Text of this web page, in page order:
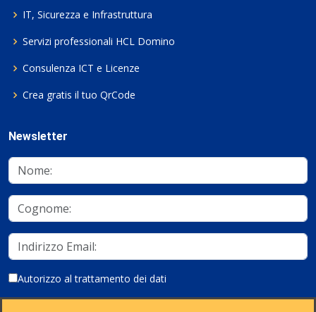
IT, Sicurezza e Infrastruttura
Servizi professionali HCL Domino
Consulenza ICT e Licenze
Crea gratis il tuo QrCode
Newsletter
Autorizzo al trattamento dei dati